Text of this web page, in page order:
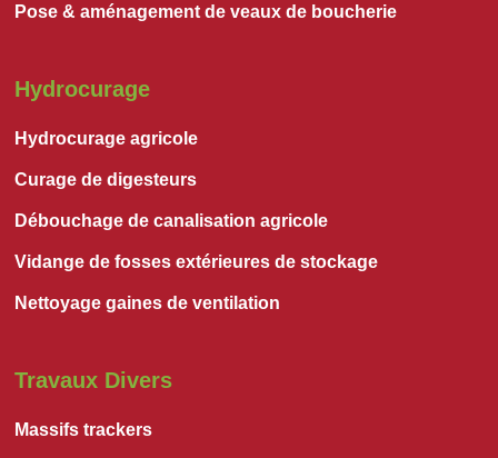
Pose & aménagement de veaux de boucherie
Hydrocurage
Hydrocurage agricole
Curage de digesteurs
Débouchage de canalisation agricole
Vidange de fosses extérieures de stockage
Nettoyage gaines de ventilation
Travaux Divers
Massifs trackers